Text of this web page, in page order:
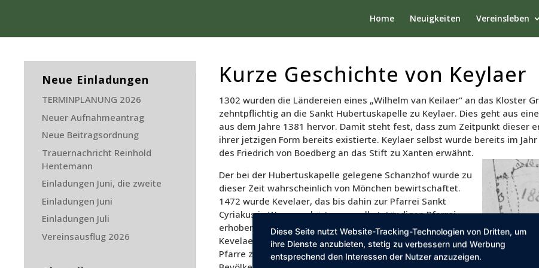
Home Neuigkeiten Vereinsleben
Neue Einladungen
TERMINPLANUNG 2026
Neuer Aufnahmeantrag
Neue Beitragsordnung
Trauernachricht Reinhold
Hentemann
Einladungen Juni, die zweite
Einladungen Juni
Einladungen Juli
Vereinsausflug 2026
Kurze Geschichte von Keylaer
1302 wurden die Ländereien eines „Wilhelm van Keilaer“ an das Kloster
zehntpflichtig an die Sankt Hubertuskapelle zu Keylaer. Dies geht aus
aus dem Jahre 1381 hervor. Damit steht fest, dass zum Zeitpunkt dieser
ihrer jetzigen Form bereits existierte. Keylaer selbst wurde bereits im
des Friedrich von Boedberg an das Stift zu Xanten erwähnt.
Der bei der Hubertuskapelle gelegene Schanzhof wurde zu
dieser Zeit wahrscheinlich von Mönchen bewirtschaftet.
1472 wurde Kevelaer, das bis dahin zur Pfarrei Sankt
Cyriakus in Weeze gehörte, zur selbstständigen Pfarrei
erhoben. Als Pfarrkirche wurde die Sankt Antoniuskirche in
Kevelaer bestimmt, und Keylaer wurde dieser neuen
Pfarre zugeordnet. Als Geschenk übergab die Keylaerer
Diese Seite nutzt Website-Tracking-Technologien von Dritten, um
ihre Dienste anzubieten, stetig zu verbessern und Werbung
entsprechend den Interessen der Nutzer anzuzeigen.